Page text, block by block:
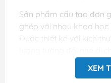
Sản phẩm cấu tạo đơn
ghép với nhau khoa
Được thiết kế với kích
nhau. Có thể xếp chồng
tích không gian
XEM